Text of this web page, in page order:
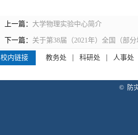
上一篇： 大学物理实验中心简介
下一篇： 关于第38届（2021年）全国（部
校内链接 教务处 科研处 人事处
© 防